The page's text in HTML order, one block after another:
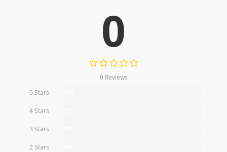
0
0 Reviews
5 Stars
4 Stars
3 Stars
2 Stars